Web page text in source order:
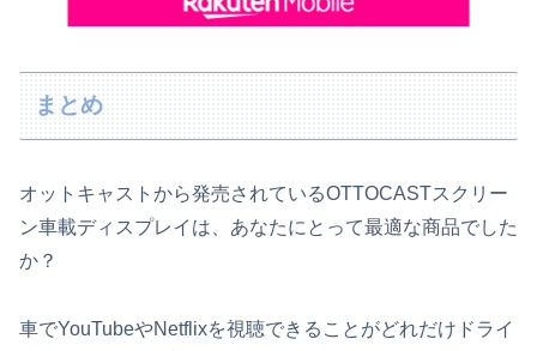
まとめ
オットキャストから発売されているOTTOCASTスクリー
ン車載ディスプレイは、あなたにとって最適な商品でした
か？
車でYouTubeやNetflixを視聴できることがどれだけドライ